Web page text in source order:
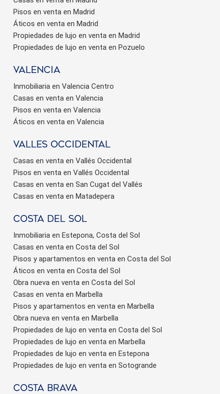
Pisos en venta en Madrid
Áticos en venta en Madrid
Propiedades de lujo en venta en Madrid
Propiedades de lujo en venta en Pozuelo
valencia
Inmobiliaria en Valencia Centro
Casas en venta en Valencia
Pisos en venta en Valencia
Áticos en venta en Valencia
valles occidental
Casas en venta en Vallés Occidental
Pisos en venta en Vallés Occidental
Casas en venta en San Cugat del Vallés
Casas en venta en Matadepera
Costa del sol
Inmobiliaria en Estepona, Costa del Sol
Casas en venta en Costa del Sol
Pisos y apartamentos en venta en Costa del Sol
Áticos en venta en Costa del Sol
Obra nueva en venta en Costa del Sol
Casas en venta en Marbella
Pisos y apartamentos en venta en Marbella
Obra nueva en venta en Marbella
Propiedades de lujo en venta en Costa del Sol
Propiedades de lujo en venta en Marbella
Propiedades de lujo en venta en Estepona
Propiedades de lujo en venta en Sotogrande
Costa brava